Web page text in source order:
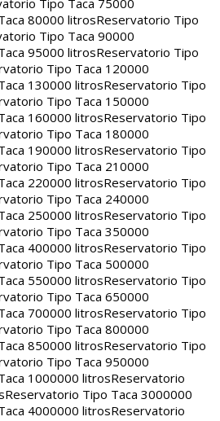
Tipo Taca 75000
80000 litrosReservatorio Tipo
Tipo Taca 90000
95000 litrosReservatorio Tipo
Tipo Taca 120000
130000 litrosReservatorio Tipo
Tipo Taca 150000
160000 litrosReservatorio Tipo
Tipo Taca 180000
190000 litrosReservatorio Tipo
Tipo Taca 210000
220000 litrosReservatorio Tipo
Tipo Taca 240000
250000 litrosReservatorio Tipo
Tipo Taca 350000
400000 litrosReservatorio Tipo
Tipo Taca 500000
550000 litrosReservatorio Tipo
Tipo Taca 650000
700000 litrosReservatorio Tipo
Tipo Taca 800000
850000 litrosReservatorio Tipo
Tipo Taca 950000
1000000 litrosReservatorio
Reservatorio Tipo Taca 3000000
4000000 litrosReservatorio